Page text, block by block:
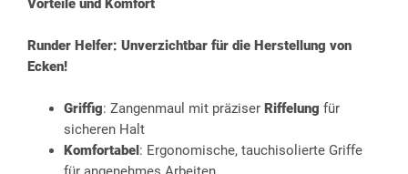
Vorteile und Komfort
Runder Helfer: Unverzichtbar für die Herstellung von
Ecken!
Griffig: Zangenmaul mit präziser Riffelung für
sicheren Halt
Komfortabel: Ergonomische, tauchisolierte Griffe